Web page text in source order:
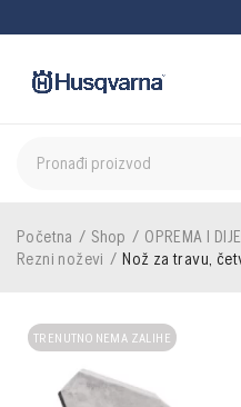
Početna / Shop / OPREMA I
Rezni noževi / Nož za travu,
TRENUTNO NEMA ZALIHE